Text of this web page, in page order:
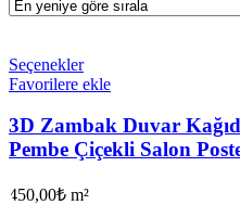
Seçenekler
Favorilere ekle
3D Zambak Duvar
Pembe Çiçekli Salon
450,00₺ m²